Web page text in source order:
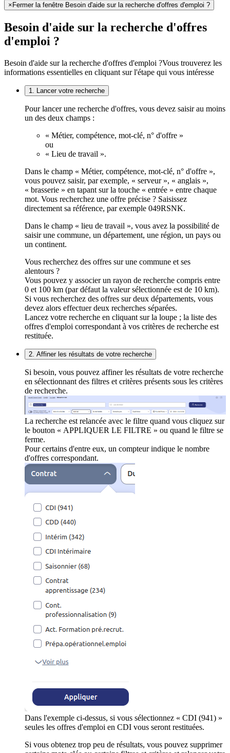
× Fermer la fenêtre Besoin d'aide sur la recherche d'offres d'emploi ?
Besoin d'aide sur la recherche d'offres
d'emploi ?
Besoin d'aide sur la recherche d'offres d'emploi ?Vous trouverez les
informations essentielles en cliquant sur l'étape qui vous intéresse
1. Lancer votre recherche
Pour lancer une recherche d'offres, vous devez saisir au moins
un des deux champs :
« Métier, compétence, mot-clé, n° d'offre »
ou
« Lieu de travail ».
Dans le champ « Métier, compétence, mot-clé, n° d'offre »,
vous pouvez saisir, par exemple, « serveur », « anglais »,
« brasserie » en tapant sur la touche « entrée » entre chaque
mot. Vous recherchez une offre précise ? Saisissez
directement sa référence, par exemple 049RSNK.
Dans le champ « lieu de travail », vous avez la possibilité de
saisir une commune, un département, une région, un pays ou
un continent.
Vous recherchez des offres sur une commune et ses
alentours ?
Vous pouvez y associer un rayon de recherche compris entre
0 et 100 km (par défaut la valeur sélectionnée est de 10 km).
Si vous recherchez des offres sur deux départements, vous
devez alors effectuer deux recherches séparées.
Lancez votre recherche en cliquant sur la loupe ; la liste des
offres d'emploi correspondant à vos critères de recherche est
restituée.
2. Affiner les résultats de votre recherche
Si besoin, vous pouvez affiner les résultats de votre recherche
en sélectionnant des filtres et critères présents sous les critères
de recherche.
La recherche est relancée avec le filtre quand vous cliquez sur
le bouton « APPLIQUER LE FILTRE » ou quand le filtre se
ferme.
Pour certains d'entre eux, un compteur indique le nombre
d'offres correspondant.
Dans l'exemple ci-dessus, si vous sélectionnez « CDI (941) »
seules les offres d'emploi en CDI vous seront restituées.
Si vous obtenez trop peu de résultats, vous pouvez supprimer